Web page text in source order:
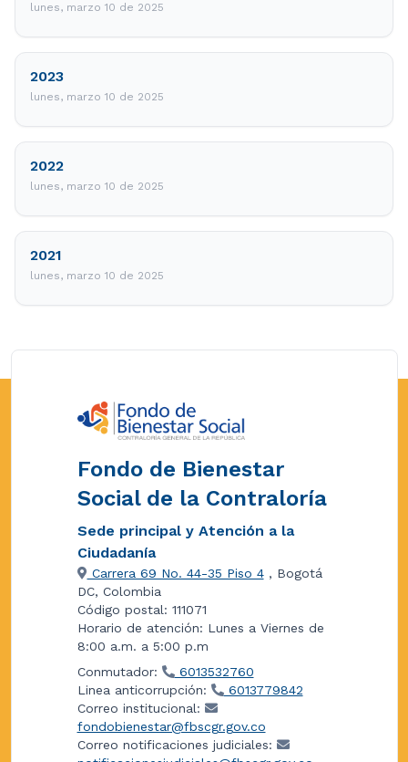
lunes, marzo 10 de 2025
2023
lunes, marzo 10 de 2025
2022
lunes, marzo 10 de 2025
2021
lunes, marzo 10 de 2025
Fondo de Bienestar
Social de la Contraloría
Sede principal y Atención a la
Ciudadanía
Carrera 69 No. 44-35 Piso 4, Bogotá
DC, Colombia
Código postal: 111071
Horario de atención: Lunes a Viernes de
8:00 a.m. a 5:00 p.m
Conmutador:
6013532760
Linea anticorrupción:
6013779842
Correo institucional:
fondobienestar@fbscgr.gov.co
Correo notificaciones judiciales: